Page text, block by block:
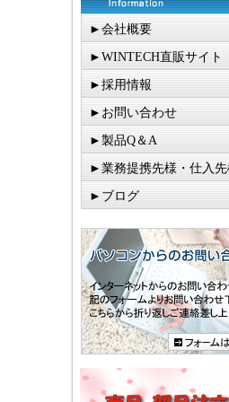
►会社概要
►WINTECH直販サイト
►採用情報
►お問い合わせ
►製品Q＆A
►業務提携先様・仕入
►ブログ